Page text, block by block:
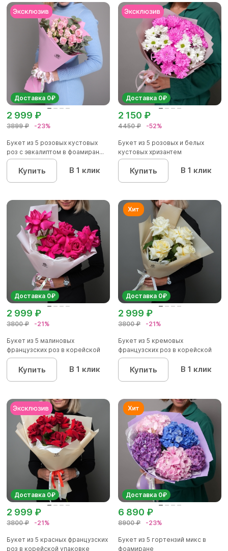
Доставка 0₽
3899 ₽ -23%
2 999 ₽
Букет из 5 розовых кустовых
роз с эвкалиптом в фоамиран...
Купить В 1 клик
Доставка 0₽
4450 ₽ -52%
2 150 ₽
Букет из 5 розовых и белых
кустовых хризантем
Купить В 1 клик
Доставка 0₽
3800 ₽ -21%
2 999 ₽
Букет из 5 малиновых
французских роз в корейской
упаков...
Купить В 1 клик
Доставка 0₽
3800 ₽ -21%
2 999 ₽
Букет из 5 кремовых
французских роз в корейской
упаковк...
Купить В 1 клик
Доставка 0₽
3800 ₽ -21%
2 999 ₽
Букет из 5 красных французских
роз в корейской упаковке
Доставка 0₽
8900 ₽ -23%
6 890 ₽
Букет из 5 гортензий микс в
фоамиране